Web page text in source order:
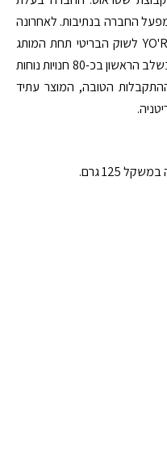
החברה בנתיבות. לאחרונה
החלה החברה לייצא את סדרת YO'RIDGE לשוק הבריטי תחת המותג
THE REAL FOODISTS והם נמכרים בשלב הראשון בכ-80 חנויות נוחות
ההתקבלות הטובה, המוצר עתיד